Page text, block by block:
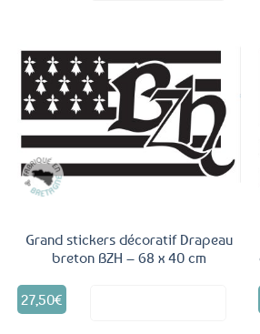
Ajouter
aux
favoris
Grand stickers décoratif Drapeau
breton BZH – 68 x 40 cm
27,50€
Ce